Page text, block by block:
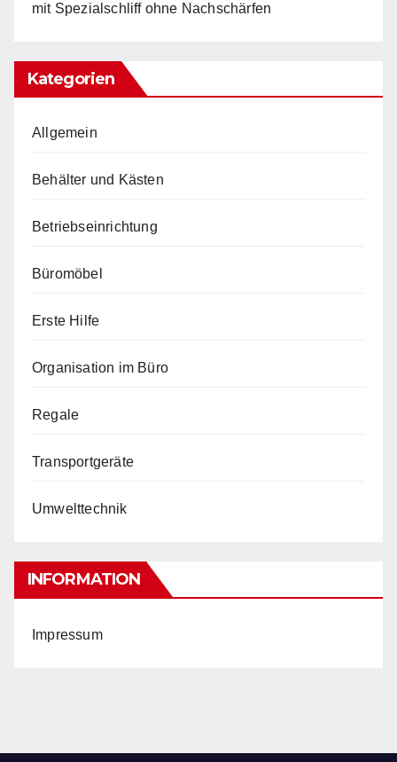
mit Spezialschliff ohne Nachschärfen
Kategorien
Allgemein
Behälter und Kästen
Betriebseinrichtung
Büromöbel
Erste Hilfe
Organisation im Büro
Regale
Transportgeräte
Umwelttechnik
INFORMATION
Impressum